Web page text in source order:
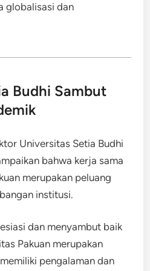
globalisasi dan
Budhi Sambut
Universitas Setia Budhi
bahwa kerja sama
merupakan peluang
institusi.
dan menyambut baik
Pakuan merupakan
pengalaman dan